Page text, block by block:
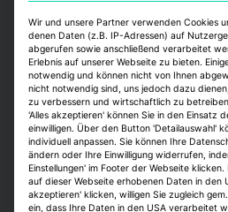
Wen wir suchen
Wir suchen Menschen, die zu
mit Energie und Authentizität,
und Kundenorientierung.
Herzen liegt, unsere Kunden
überzeugenden
Wir und unsere Partner verwenden Cookies
denen Daten (z.B. IP-Adressen) auf
abgerufen sowie anschließend verarbeitet
Erlebnis auf unserer Webseite zu bieten.
notwendig und können nicht von Ihnen
nicht notwendig sind, uns jedoch dazu
zu verbessern und wirtschaftlich zu
'Alles akzeptieren' können Sie in den Einsatz
einwilligen. Über den Button 'Detailauswahl'
individuell anpassen. Sie können Ihre
ändern oder Ihre Einwilligung widerrufen,
Einstellungen' im Footer der Webseite
auf dieser Webseite erhobenen Daten in den
akzeptieren' klicken, willigen Sie zugleich
ein, dass Ihre Daten in den USA verarbeitet